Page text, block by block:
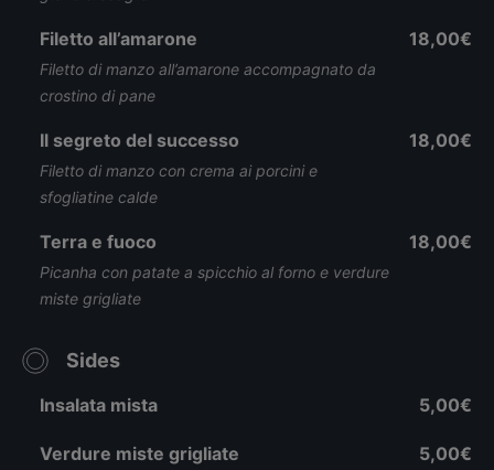
Filetto all’amarone
Filetto di manzo all’amarone accompagnato da
crostino di pane
18,00€
Il segreto del successo
Filetto di manzo con crema ai porcini e
sfogliatine calde
18,00€
Terra e fuoco
Picanha con patate a spicchio al forno e verdure
miste grigliate
18,00€
Sides
Insalata mista 5,00€
Verdure miste grigliate 5,00€